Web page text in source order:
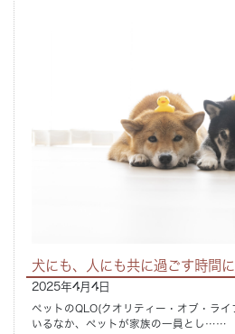
犬にも、人にも共に過ごす時間
2025年4月4日
ペットのQLO(クオリティー・オブ・ライ
いるなか、ペットが家族の一員とし……